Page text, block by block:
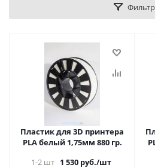
Фильтр
Пластик для 3D принтера
PLA белый 1,75мм 880 гр.
1-2 шт 1 530 руб./шт